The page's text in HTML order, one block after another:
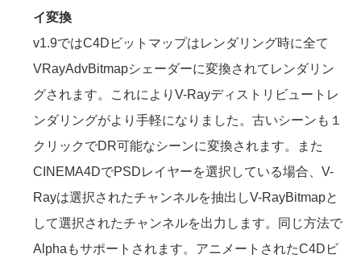
イ変換
v1.9ではC4Dビットマップはレンダリング時に全て
VRayAdvBitmapシェーダーに変換されてレンダリン
グされます。これによりV-Rayディストリビュートレ
ンダリングがより手軽になりました。古いシーンも１
クリックでDR可能なシーンに変換されます。また
CINEMA4DでPSDレイヤーを選択している場合、V-
Rayは選択されたチャンネルを抽出しV-RayBitmapと
して選択されたチャンネルを出力します。同じ方法で
Alphaもサポートされます。アニメートされたC4Dビ